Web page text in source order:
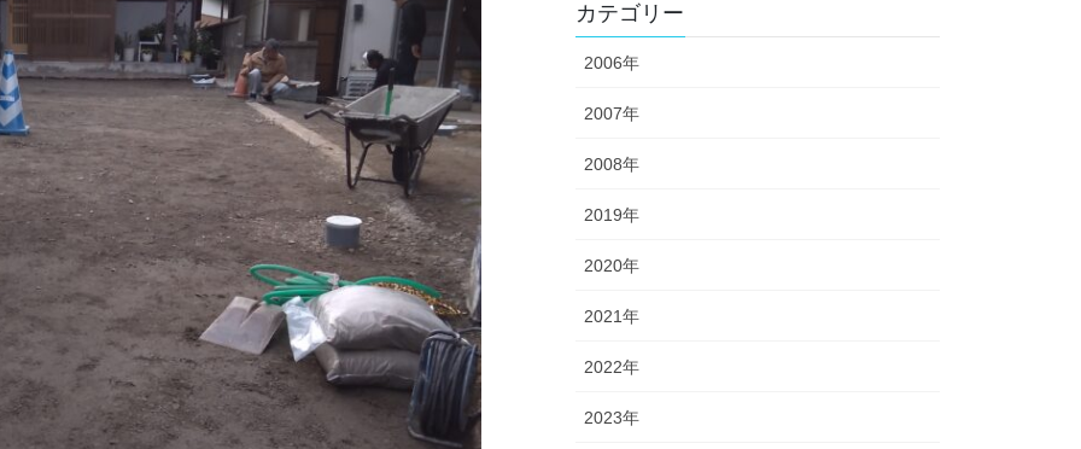
カテゴリー
2006年
2007年
2008年
2019年
2020年
2021年
2022年
2023年